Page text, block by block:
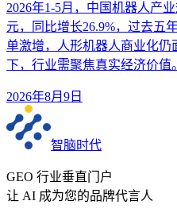
2026年1-5月，中国机器人产
元，同比增长26.9%，过去五
单激增，人形机器人商业化仍
下，行业需聚焦真实经济价值。
2026年8月9日
智脑时代
GEO 行业垂直门户
让 AI 成为您的品牌代言人